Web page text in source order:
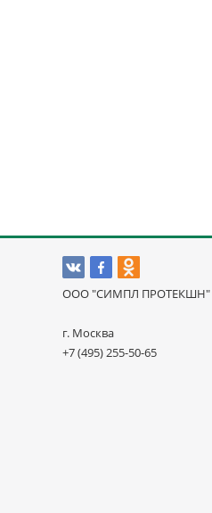
ООО "СИМПЛ ПРОТЕКШН"
г. Москва
+7 (495) 255-50-65